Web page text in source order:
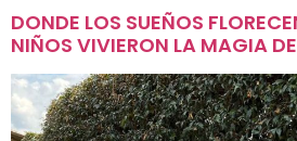
DONDE LOS SUEÑOS
NIÑOS VIVIERON LA MAGIA